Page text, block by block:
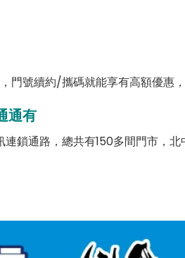
門號續約/攜碼就能享有高額優
通有
鎖通路，總共有150多間門市，